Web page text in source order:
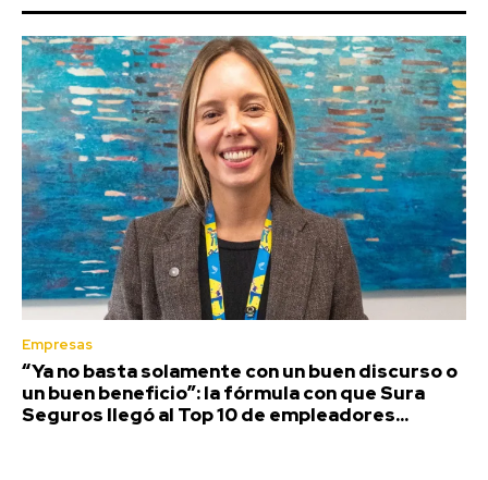
Empresas
“Ya no basta solamente con un buen discurso o
un buen beneficio”: la fórmula con que Sura
Seguros llegó al Top 10 de empleadores...